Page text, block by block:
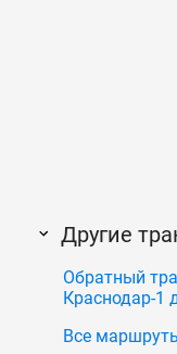
Другие
Обратный
Краснодар-1
Все